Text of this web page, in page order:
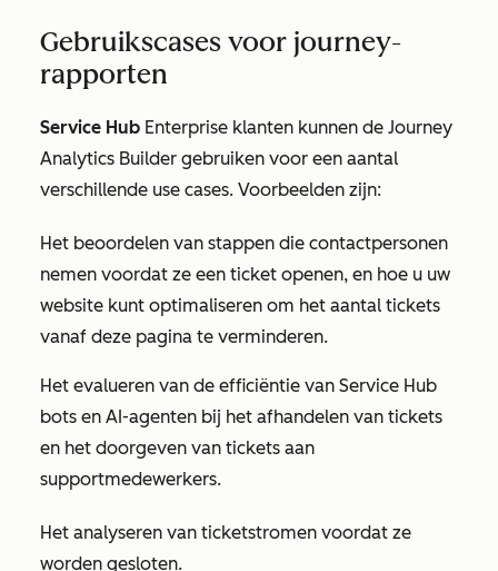
Gebruikscases voor journey-
rapporten
Service Hub Enterprise klanten kunnen de Journey
Analytics Builder gebruiken voor een aantal
verschillende use cases. Voorbeelden zijn:
Het beoordelen van stappen die contactpersonen
nemen voordat ze een ticket openen, en hoe u uw
website kunt optimaliseren om het aantal tickets
vanaf deze pagina te verminderen.
Het evalueren van de efficiëntie van Service Hub
bots en AI-agenten bij het afhandelen van tickets
en het doorgeven van tickets aan
supportmedewerkers.
Het analyseren van ticketstromen voordat ze
worden gesloten.